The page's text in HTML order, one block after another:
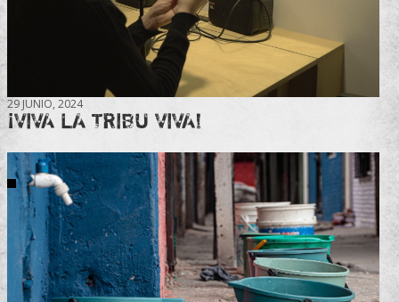
29 JUNIO, 2024
¡VIVA LA TRIBU VIVA!